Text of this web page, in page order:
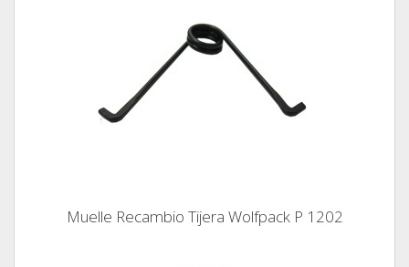
Muelle Recambio Tijera Wolfpack P 1202